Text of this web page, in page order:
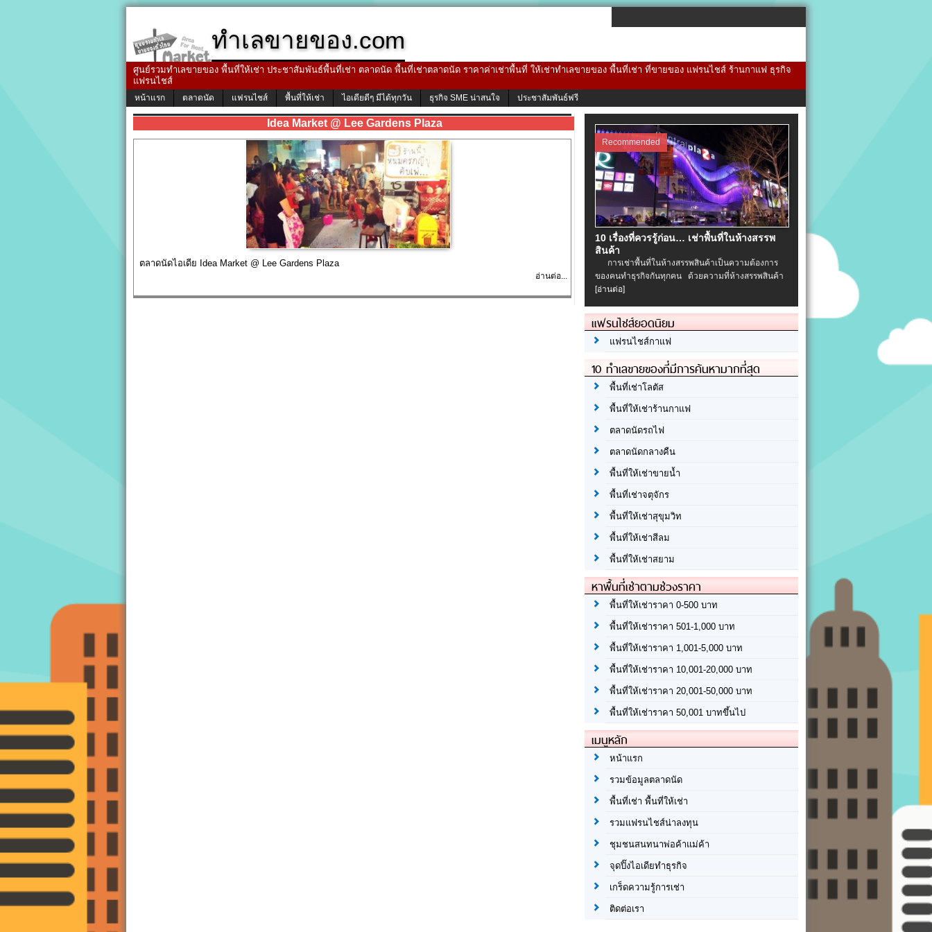
ทำเลขายของ.com
ศูนย์รวมทำเลขายของ พื้นที่ให้เช่า ประชาสัมพันธ์พื้นที่เช่า ตลาดนัด พื้นที่เช่าตลาดนัด ราคาค่าเช่าพื้นที่ ให้เช่าทำเลขายของ พื้นที่เช่า ที่ขายของ แฟรนไชส์ ร้านกาแฟ ธุรกิจ
แฟรนไชส์
หน้าแรก ตลาดนัด แฟรนไชส์ พื้นที่ให้เช่า ไอเดียดีๆ มีได้ทุกวัน ธุรกิจ SME น่าสนใจ ประชาสัมพันธ์ฟรี
Idea Market @ Lee Gardens Plaza
ตลาดนัดไอเดีย Idea Market @ Lee Gardens Plaza
อ่านต่อ...
Recommended
10 เรื่องที่ควรรู้ก่อน… เช่าพื้นที่ในห้างสรรพ
สินค้า
การเช่าพื้นที่ในห้างสรรพสินค้าเป็นความต้องการ
ของคนทำธุรกิจกันทุกคน ด้วยความที่ห้างสรรพสินค้า
[อ่านต่อ]
แฟรนไชส์ยอดนิยม
แฟรนไชส์กาแฟ
10 ทำเลขายของที่มีการค้นหามากที่สุด
พื้นที่เช่าโลตัส
พื้นที่ให้เช่าร้านกาแฟ
ตลาดนัดรถไฟ
ตลาดนัดกลางคืน
พื้นที่ให้เช่าขายน้ำ
พื้นที่เช่าจตุจักร
พื้นที่ให้เช่าสุขุมวิท
พื้นที่ให้เช่าสีลม
พื้นที่ให้เช่าสยาม
หาพื้นที่เช่าตามช่วงราคา
พื้นที่ให้เช่าราคา 0-500 บาท
พื้นที่ให้เช่าราคา 501-1,000 บาท
พื้นที่ให้เช่าราคา 1,001-5,000 บาท
พื้นที่ให้เช่าราคา 10,001-20,000 บาท
พื้นที่ให้เช่าราคา 20,001-50,000 บาท
พื้นที่ให้เช่าราคา 50,001 บาทขึ้นไป
เมนูหลัก
หน้าแรก
รวมข้อมูลตลาดนัด
พื้นที่เช่า พื้นที่ให้เช่า
รวมแฟรนไชส์น่าลงทุน
ชุมชนสนทนาพ่อค้าแม่ค้า
จุดปิ๊งไอเดียทำธุรกิจ
เกร็ดความรู้การเช่า
ติดต่อเรา